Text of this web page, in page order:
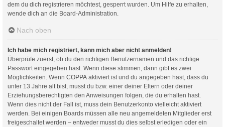
dem du dich registrieren möchtest, gesperrt wurden. Um Hilfe zu erhalten,
wende dich an die Board-Administration.
Nach oben
Ich habe mich registriert, kann mich aber nicht anmelden!
Überprüfe zuerst, ob du den richtigen Benutzernamen und das richtige
Passwort eingegeben hast. Wenn diese stimmen, dann gibt es zwei
Möglichkeiten. Wenn COPPA aktiviert ist und du angegeben hast, dass du
unter 13 Jahre alt bist, musst du bzw. einer deiner Eltern oder deiner
Erziehungsberechtigten den Anweisungen folgen, die du erhalten hast.
Wenn dies nicht der Fall ist, muss dein Benutzerkonto vielleicht aktiviert
werden. Bei einigen Boards müssen alle neu angemeldeten Mitglieder erst
freigeschaltet werden – entweder musst du dies selbst erledigen oder ein